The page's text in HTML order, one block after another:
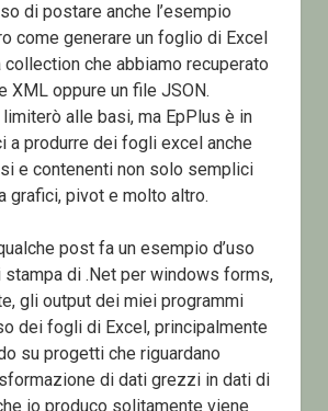
di postare anche l’esempio
come generare un foglio di Excel
collection che abbiamo recuperato
XML oppure un file JSON.
alle basi, ma EpPlus è in
a produrre dei fogli excel anche
e contenenti non solo semplici
grafici, pivot e molto altro.
post fa un esempio d’uso
di .Net per windows forms,
gli output dei miei programmi
dei fogli di Excel, principalmente
su progetti che riguardano
di dati grezzi in dati di
io produco solitamente viene